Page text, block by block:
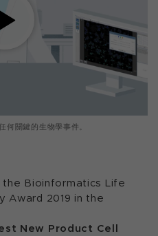
何關鍵的生物學事件。
the Bioinformatics Life
Award 2019 in the
New Product Cell